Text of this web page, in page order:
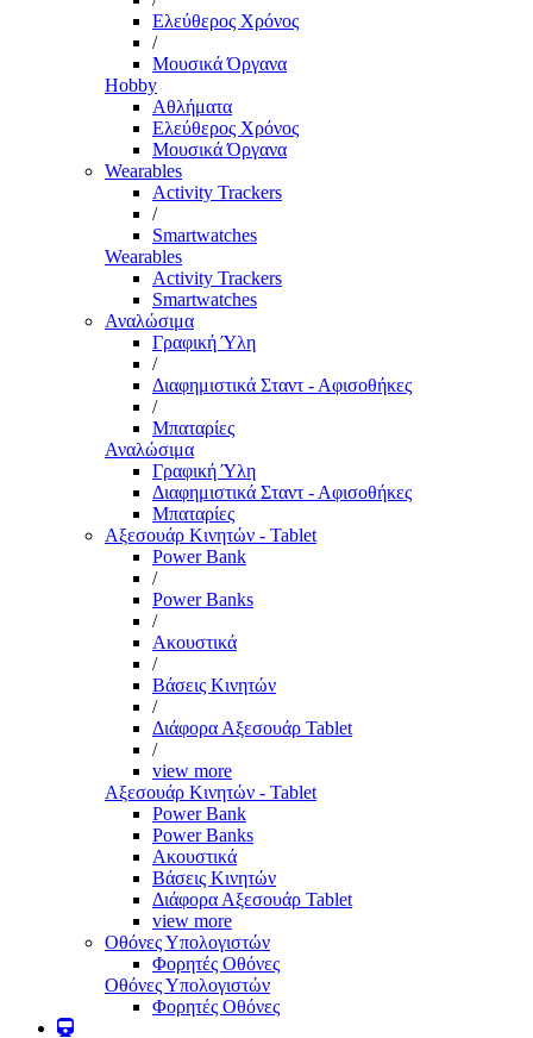
Ελεύθερος Χρόνος
/
Μουσικά Όργανα
Hobby
Αθλήματα
Ελεύθερος Χρόνος
Μουσικά Όργανα
Wearables
Activity Trackers
/
Smartwatches
Wearables
Activity Trackers
Smartwatches
Αναλώσιμα
Γραφική Ύλη
/
Διαφημιστικά Σταντ - Αφισοθήκες
/
Μπαταρίες
Αναλώσιμα
Γραφική Ύλη
Διαφημιστικά Σταντ - Αφισοθήκες
Μπαταρίες
Αξεσουάρ Κινητών - Tablet
Power Bank
/
Power Banks
/
Ακουστικά
/
Βάσεις Κινητών
/
Διάφορα Αξεσουάρ Tablet
/
view more
Αξεσουάρ Κινητών - Tablet
Power Bank
Power Banks
Ακουστικά
Βάσεις Κινητών
Διάφορα Αξεσουάρ Tablet
view more
Οθόνες Υπολογιστών
Φορητές Οθόνες
Οθόνες Υπολογιστών
Φορητές Οθόνες